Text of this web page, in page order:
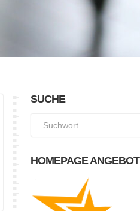
SUCHE
HOMEPAGE ANGEBOT